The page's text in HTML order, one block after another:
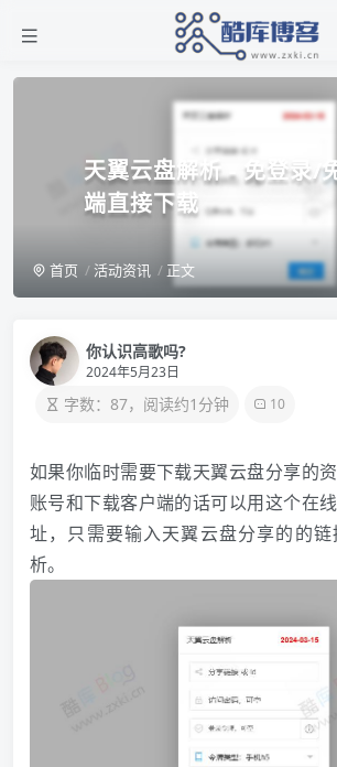
天翼云盘解析 - 免登录/
端直接下载
首页 活动资讯 正文
你认识高歌吗?
2024年5月23日
字数：87，阅读约1分钟 10
如果你临时需要下载天翼云盘分享的
账号和下载客户端的话可以用这个在
址，只需要输入天翼云盘分享的的
析。